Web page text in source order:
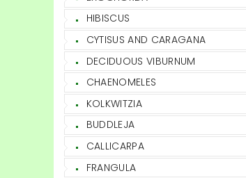
HIBISCUS
CYTISUS AND CARAGANA
DECIDUOUS VIBURNUM
CHAENOMELES
KOLKWITZIA
BUDDLEJA
CALLICARPA
FRANGULA